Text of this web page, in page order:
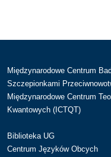
Międzynarodowe Centrum
Szczepionkami
Międzynarodowe Centrum
Kwantowych (ICTQT)
Biblioteka UG
Centrum Języków Obcych